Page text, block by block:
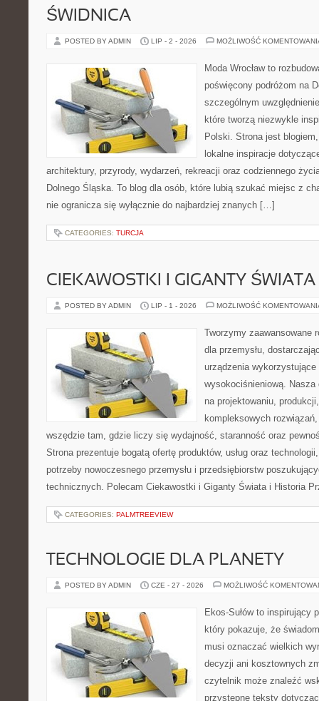
ŚWIDNICA
POSTED BY ADMIN LIP - 2 - 2026 MOŻLIWOŚĆ
Moda Wrocław to
poświęcony podróżom na
szczególnym
które tworzą niezwykle
Polski. Strona jest
lokalne inspiracje
architektury, przyrody, wydarzeń, rekreacji oraz codziennego
Dolnego Śląska. To blog dla osób, które lubią szukać miejsc z
nie ogranicza się wyłącznie do najbardziej znanych […]
CATEGORIES: TURCJA
CIEKAWOSTKI I GIGANTY ŚWIATA
POSTED BY ADMIN LIP - 1 - 2026 MOŻLIWOŚĆ
Tworzymy zaawansowane
dla przemysłu,
urządzenia wykorzystujące
wysokociśnieniową. Nasza
na projektowaniu,
kompleksowych
wszędzie tam, gdzie liczy się wydajność, staranność oraz
Strona prezentuje bogatą ofertę produktów, usług oraz
potrzeby nowoczesnego przemysłu i przedsiębiorstw
technicznych. Polecam Ciekawostki i Giganty Świata i Historia
CATEGORIES: PALMTREEVIEW
TECHNOLOGIE DLA PLANETY
POSTED BY ADMIN CZE - 27 - 2026 MOŻLIWOŚĆ
Ekos-Sułów to inspirujący
który pokazuje, że
musi oznaczać wielkich
decyzji ani kosztownych
czytelnik może znaleźć
przystępne teksty